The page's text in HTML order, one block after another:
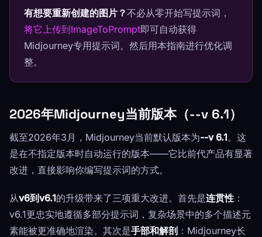
有想要重新创建的图片？不必从零开始写提示词，
将它上传到ImageToPrompt即可自动获得
Midjourney专用提示词。然后用本指南进行优化调
整。
2026年Midjourney当前版本（--v 6.1）
截至2026年3月，Midjourney当前默认版本为--v 6.1。这
是在不指定版本时自动运行的版本——它比前代产品有显著
改进，直接影响你编写提示词的方式。
从v6到v6.1的升级带来了三项重大改进。首先是连贯性 ：
v6.1更忠实地遵循多部分提示词，复杂场景中的多个描述元
素能被更准确地渲染。其次是手部和解剖 ：Midjourney长